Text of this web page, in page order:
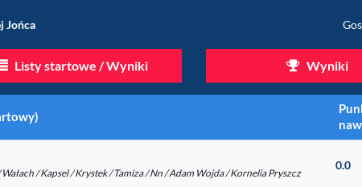
Jońca
Listy startowe / Wyniki Wyniki
Wałach / Kapsel / Krystek / Tamiza / Nn / Adam Wojda / Kornelia Pryszcz
0.0